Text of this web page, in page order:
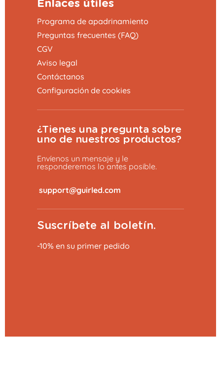
Enlaces útiles
Programa de apadrinamiento
Preguntas frecuentes (FAQ)
CGV
Aviso legal
Contáctanos
Configuración de cookies
¿Tienes una pregunta sobre
uno de nuestros productos?
Envíenos un mensaje y le
responderemos lo antes posible.
Suscríbete al boletín.
-10% en su primer pedido